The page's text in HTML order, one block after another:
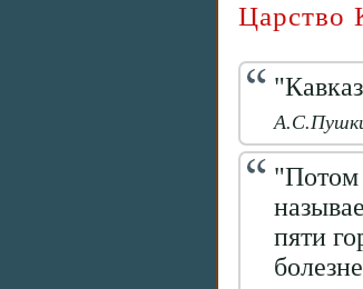
Царство
"Потом
пяти